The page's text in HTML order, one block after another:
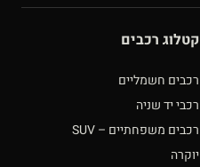
קטלוג רכבים
רכבים חשמליים
רכבי יד שניה
רכבים משפחתיים – SUV
יוקרה